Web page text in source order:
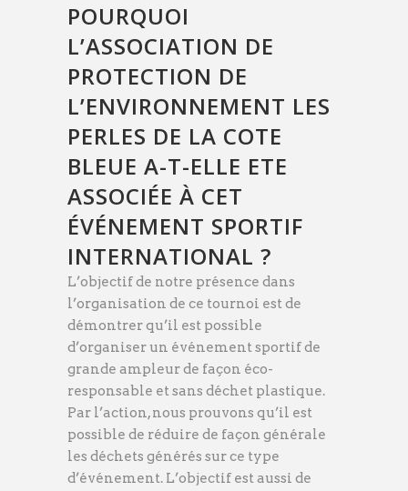
POURQUOI
L’ASSOCIATION DE
PROTECTION DE
L’ENVIRONNEMENT LES
PERLES DE LA COTE
BLEUE A-T-ELLE ETE
ASSOCIÉE À CET
ÉVÉNEMENT SPORTIF
INTERNATIONAL ?
L’objectif de notre présence dans
l’organisation de ce tournoi est de
démontrer qu’il est possible
d’organiser un événement sportif de
grande ampleur de façon éco-
responsable et sans déchet plastique.
Par l’action, nous prouvons qu’il est
possible de réduire de façon générale
les déchets générés sur ce type
d’événement. L’objectif est aussi de